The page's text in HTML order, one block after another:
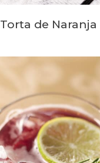
Torta de Naranja